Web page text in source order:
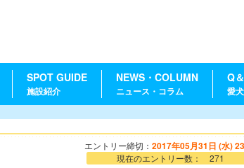
SPOT GUIDE
施設紹介
NEWS・COLUMN
ニュース・コラム
Q
愛
エントリー締切： 2017年05月31日 (水)
現在のエントリー数： 271